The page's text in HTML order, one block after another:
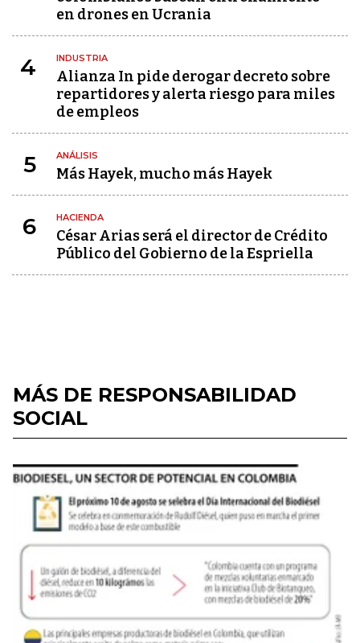
en drones en Ucrania
4 INDUSTRIA
Alianza In pide derogar decreto sobre
repartidores y alerta riesgo para miles
de empleos
5 ANÁLISIS
Más Hayek, mucho más Hayek
6 HACIENDA
César Arias será el director de Crédito
Público del Gobierno de la Espriella
MÁS DE RESPONSABILIDAD
SOCIAL